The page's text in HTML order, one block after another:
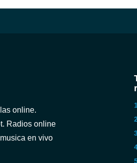
online.
Radios online
en vivo